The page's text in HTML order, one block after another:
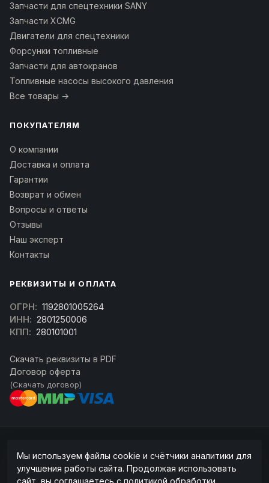
Запчасти для спецтехники SANY
Запчасти XCMG
Двигатели для спецтехники
Форсунки топливные
Запчасти для автокранов
Топливные насосы высокого давления
Все товары →
ПОКУПАТЕЛЯМ
О компании
Доставка и оплата
Гарантии
Возврат и обмен
Вопросы и ответы
Отзывы
Наш эксперт
Контакты
РЕКВИЗИТЫ И ОПЛАТА
ОГРН: 1192801005264
ИНН: 2801250006
КПП: 280101001
Скачать реквизиты в PDF
Договор оферта
(Скачать договор)
ссылка на источник обязательна.
Информация на сайте не является публичной офертой (ст. 437 ГК РФ).
Мы используем файлы cookie и счётчики аналитики для
улучшения работы сайта. Продолжая использовать
сайт, вы соглашаетесь с политикой обработки